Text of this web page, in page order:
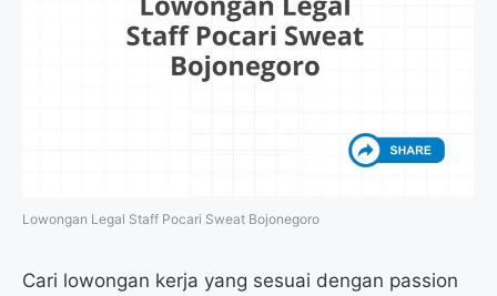
Lowongan Legal Staff Pocari Sweat Bojonegoro
Cari lowongan kerja yang sesuai dengan passion